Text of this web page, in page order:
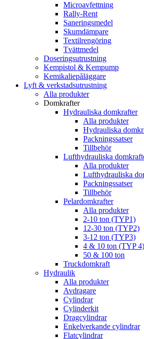
Microavfettning
Rally-Rent
Saneringsmedel
Skumdämpare
Textilrengöring
Tvättmedel
Doseringsutrustning
Kempistol & Kempump
Kemikaliepåläggare
Lyft & verkstadsutrustning
Alla produkter
Domkrafter
Hydrauliska domkrafter
Alla produkter
Hydrauliska
Packningssatser
Tillbehör
Lufthydrauliska
Alla produkter
Lufthydrauliska
Packningssatser
Tillbehör
Pelardomkrafter
Alla produkter
2-10 ton (TYP1)
12-30 ton (TYP2)
3-12 ton (TYP3)
4 & 10 ton (TYP 4)
50 & 100 ton
Truckdomkraft
Hydraulik
Alla produkter
Avdragare
Cylindrar
Cylinderkit
Dragcylindrar
Enkelverkande cylindrar
Flatcylindrar